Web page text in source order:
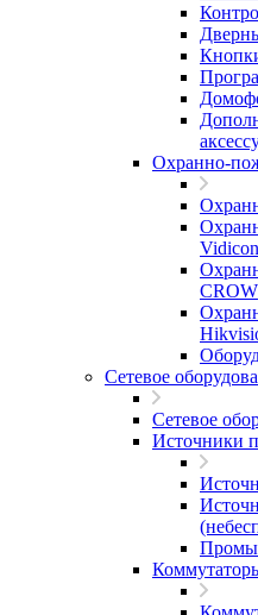
Охранно-
Vidicon
CROW
Сетевое
Сетевое
Источники